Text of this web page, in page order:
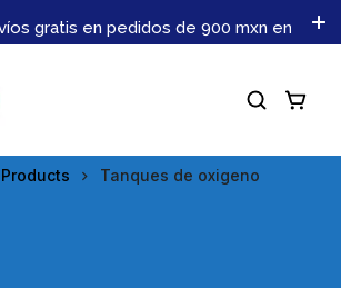
gratis en pedidos de 900 mxn en
Products Tanques de oxigeno